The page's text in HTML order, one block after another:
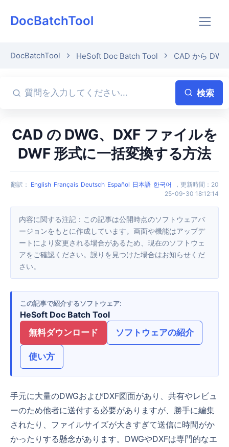
DocBatchTool
DocBatchTool HeSoft Doc Batch Tool CAD から
検索
CAD の DWG、DXF ファイルを
DWF 形式に一括変換する方法
翻訳 ： English Français Deutsch Español 日本語 한국어 ， 更新時間 ： 20
25-09-30 18:12:14
内容に関する注記：この記事は公開時点のソフトウェアバ
ージョンをもとに作成しています。画面や機能はアップデ
ートにより変更される場合があるため、現在のソフトウェ
アをご確認ください。誤りを見つけた場合はお知らせくだ
さい。
この記事で紹介するソフトウェア
HeSoft Doc Batch Tool
無料ダウンロード
ソフトウェアの紹介
使い方
手元に大量のDWGおよびDXF図面があり、共有やレビュ
ーのため他者に送付する必要がありますが、勝手に編集
されたり、ファイルサイズが大きすぎて送信に時間がか
かったりする懸念があります。DWGやDXFは専門的なエ